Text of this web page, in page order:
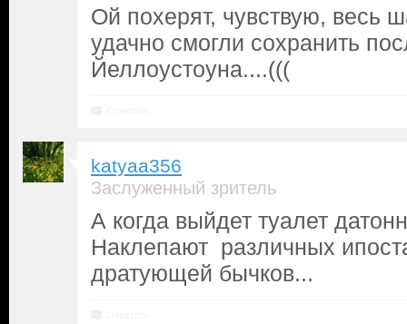
Ой похерят, чувствую, весь
удачно смогли сохранить
Йеллоустоуна....(((
katyaa356
Заслуженный зритель
А когда выйдет туалет
Наклепают различных
дратующей бычков...